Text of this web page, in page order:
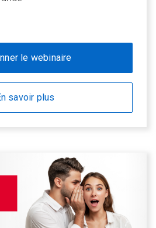
le webinaire
savoir plus